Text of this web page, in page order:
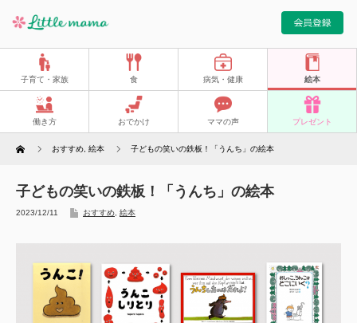
子育て・家族 食 病気・健康 絵本
働き方 おでかけ ママの声 プレゼント
Home おすすめ 絵本 子どもの笑いの鉄板！「うんち」の絵本
子どもの笑いの鉄板！「うんち」の絵本
2023/12/11 おすすめ 絵本